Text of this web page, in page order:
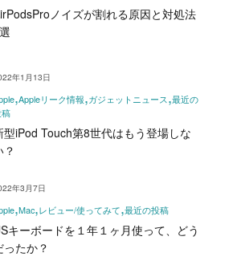
ノイズが割れる原因と対処法
Appleリーク情報 ガジェットニュース 最近の
型iPod Touch第8世代はもう登場しな
？
年1月13日
Mac レビュー/使ってみて 最近の投稿
キーボードを１年１ヶ月使って、どう
ったか？
年3月7日